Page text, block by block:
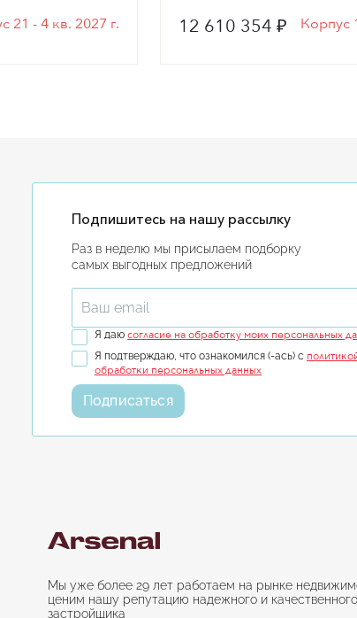
21 - 4 кв. 2027 г. 12 610 354 ₽ Корпус
Подпишитесь на нашу рассылку
Раз в неделю мы присылаем подборку
самых выгодных предложений
Введите ваш email
Я даю согласие на обработку моих персональных
Я подтверждаю, что ознакомился (-ась) с
обработки персональных данных
Подписаться
Мы уже более 29 лет работаем на рынке
ценим нашу репутацию надежного и качественного
застройщика